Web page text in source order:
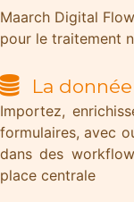
Maarch Digital
pour le traitement
La
Importez,
formulaires, avec
dans des
place centrale